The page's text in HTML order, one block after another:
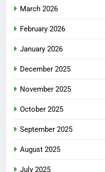
March 2026
February 2026
January 2026
December 2025
November 2025
October 2025
September 2025
August 2025
July 2025